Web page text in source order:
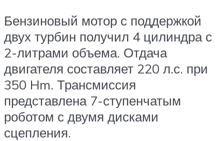
Бензиновый мотор с поддержкой
двух турбин получил 4 цилиндра с
2-литрами объема. Отдача
двигателя составляет 220 л.с. при
350 Hm. Трансмиссия
представлена 7-ступенчатым
роботом с двумя дисками
сцепления.